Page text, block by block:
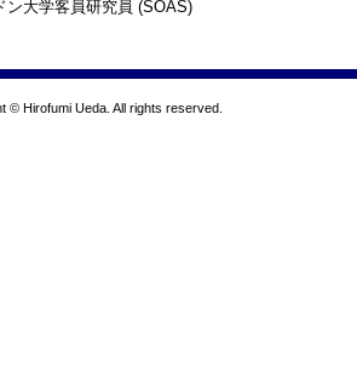
ン大学客員研究員 (SOAS)
© Hirofumi Ueda. All rights reserved.